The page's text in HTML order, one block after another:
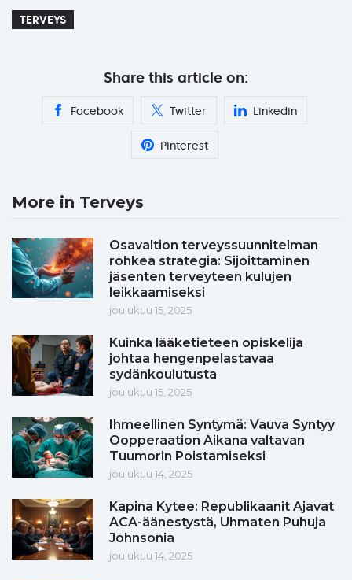
TERVEYS
Share this article on:
Facebook Twitter Linkedin
Pinterest
More in Terveys
Osavaltion terveyssuunnitelman
rohkea strategia: Sijoittaminen
jäsenten terveyteen kulujen
leikkaamiseksi
joulukuu 15, 2025
Kuinka lääketieteen opiskelija
johtaa hengenpelastavaa
sydänkoulutusta
joulukuu 15, 2025
Ihmeellinen Syntymä: Vauva Syntyy
Oopperaation Aikana valtavan
Tuumorin Poistamiseksi
joulukuu 14, 2025
Kapina Kytee: Republikaanit Ajavat
ACA-äänestystä, Uhmaten Puhuja
Johnsonia
joulukuu 14, 2025